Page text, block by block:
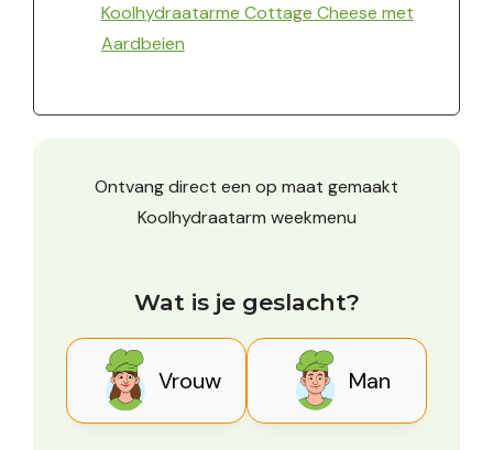
Koolhydraatarme Cottage Cheese met
Aardbeien
Ontvang direct een op maat gemaakt
Koolhydraatarm weekmenu
Wat is je geslacht?
Vrouw Man